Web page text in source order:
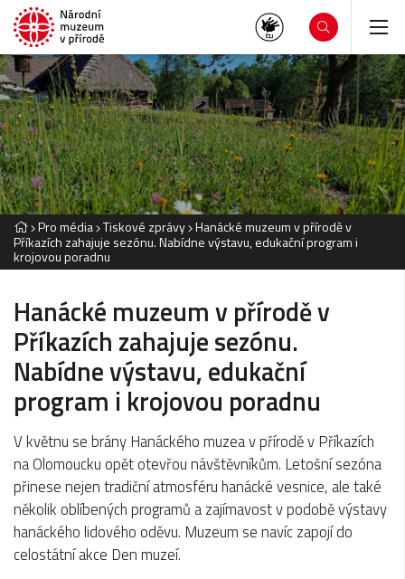
Pro média Tiskové zprávy Hanácké muzeum v přírodě v
Příkazích zahajuje sezónu. Nabídne výstavu, edukační program i
krojovou poradnu
Hanácké muzeum v přírodě v
Příkazích zahajuje sezónu.
Nabídne výstavu, edukační
program i krojovou poradnu
V květnu se brány Hanáckého muzea v přírodě v Příkazích
na Olomoucku opět otevřou návštěvníkům. Letošní sezóna
přinese nejen tradiční atmosféru hanácké vesnice, ale také
několik oblíbených programů a zajímavost v podobě výstavy
hanáckého lidového oděvu. Muzeum se navíc zapojí do
celostátní akce Den muzeí.